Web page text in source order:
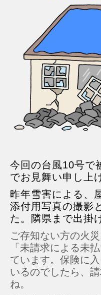
今回の台風10号で
でお見舞い申し上
昨年雪害による、
添付用写真の撮影
た。隣県まで出掛
ご存知ない方の火
「未請求による未
ています。保険に
いるのでしたら、
ね。